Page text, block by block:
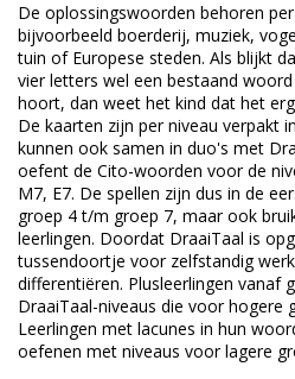
De oplossingswoorden behoren
bijvoorbeeld boerderij, muziek,
tuin of Europese steden. Als blijkt
vier letters wel een bestaand
hoort, dan weet het kind dat het
De kaarten zijn per niveau verpakt
kunnen ook samen in duo's met
oefent de Cito-woorden voor de
M7, E7. De spellen zijn dus in de
groep 4 t/m groep 7, maar ook
leerlingen. Doordat DraaiTaal is
tussendoortje voor zelfstandig
differentiëren. Plusleerlingen vanaf
DraaiTaal-niveaus die voor hogere
Leerlingen met lacunes in hun
oefenen met niveaus voor lagere